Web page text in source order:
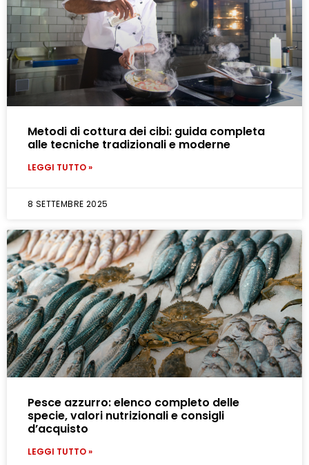
Metodi di cottura dei cibi: guida completa
alle tecniche tradizionali e moderne
LEGGI TUTTO »
8 SETTEMBRE 2025
Pesce azzurro: elenco completo delle
specie, valori nutrizionali e consigli
d’acquisto
LEGGI TUTTO »